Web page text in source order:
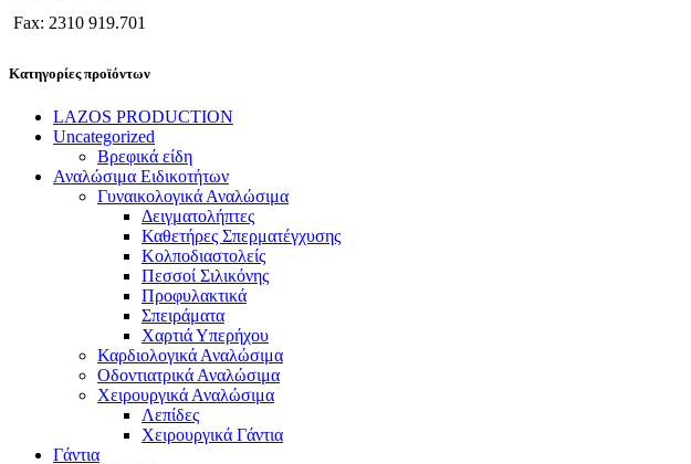
Fax: 2310 919.701
Κατηγορίες προϊόντων
LAZOS PRODUCTION
Uncategorized
Βρεφικά είδη
Αναλώσιμα Ειδικοτήτων
Γυναικολογικά Αναλώσιμα
Δειγματολήπτες
Καθετήρες Σπερματέγχυσης
Κολποδιαστολείς
Πεσσοί Σιλικόνης
Προφυλακτικά
Σπειράματα
Χαρτιά Υπερήχου
Καρδιολογικά Αναλώσιμα
Οδοντιατρικά Αναλώσιμα
Χειρουργικά Αναλώσιμα
Λεπίδες
Χειρουργικά Γάντια
Γάντια